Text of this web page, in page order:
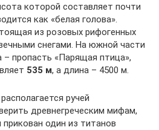
которой составляет почти
как «белая голова».
из розовых рифогенных
снегами. На южной части
пропасть «Парящая птица»,
535 м, а длина – 4500 м.
ручей
древнегреческим мифам,
один из титанов